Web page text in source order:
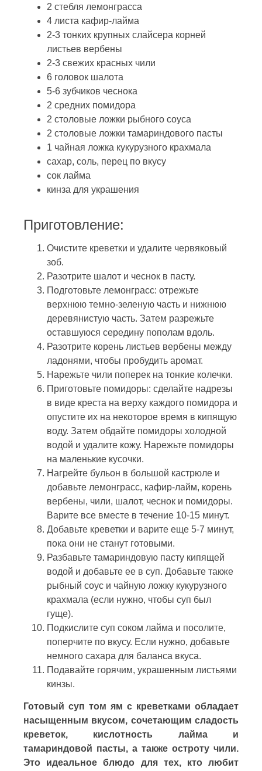
2 стебля лемонграсса
4 листа кафир-лайма
2-3 тонких крупных слайсера корней
листьев вербены
2-3 свежих красных чили
6 головок шалота
5-6 зубчиков чеснока
2 средних помидора
2 столовые ложки рыбного соуса
2 столовые ложки тамариндового пасты
1 чайная ложка кукурузного крахмала
сахар, соль, перец по вкусу
сок лайма
кинза для украшения
Приготовление:
Очистите креветки и удалите червяковый
зоб.
Разотрите шалот и чеснок в пасту.
Подготовьте лемонграсс: отрежьте
верхнюю темно-зеленую часть и нижнюю
деревянистую часть. Затем разрежьте
оставшуюся середину пополам вдоль.
Разотрите корень листьев вербены между
ладонями, чтобы пробудить аромат.
Нарежьте чили поперек на тонкие колечки.
Приготовьте помидоры: сделайте надрезы
в виде креста на верху каждого помидора и
опустите их на некоторое время в кипящую
воду. Затем обдайте помидоры холодной
водой и удалите кожу. Нарежьте помидоры
на маленькие кусочки.
Нагрейте бульон в большой кастрюле и
добавьте лемонграсс, кафир-лайм, корень
вербены, чили, шалот, чеснок и помидоры.
Варите все вместе в течение 10-15 минут.
Добавьте креветки и варите еще 5-7 минут,
пока они не станут готовыми.
Разбавьте тамариндовую пасту кипящей
водой и добавьте ее в суп. Добавьте также
рыбный соус и чайную ложку кукурузного
крахмала (если нужно, чтобы суп был
гуще).
Подкислите суп соком лайма и посолите,
поперчите по вкусу. Если нужно, добавьте
немного сахара для баланса вкуса.
Подавайте горячим, украшенным листьями
кинзы.
Готовый суп том ям с креветками обладает
насыщенным вкусом, сочетающим сладость
креветок, кислотность лайма и
тамариндовой пасты, а также остроту чили.
Это идеальное блюдо для тех, кто любит